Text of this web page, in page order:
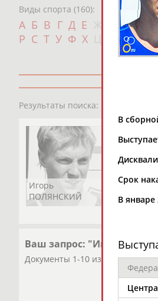
Виды спорта (160):
А Б В Г Д Е И К Л
Р С Т У Ф Х Ш Щ
Результаты поиска:
Игорь
ПОЛЯНСКИЙ
Игорь
Ваш запрос: "Игорь
Документы 1-10 из 29
В
Срок
В